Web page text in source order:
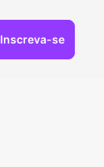
Inscreva-se